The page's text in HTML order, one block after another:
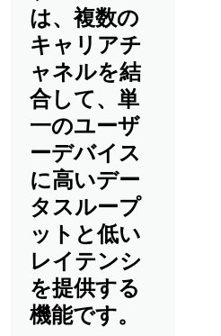
は、複数の
キャリアチ
ャネルを結
合して、単
一のユーザ
ーデバイス
に高いデー
タスループ
ットと低い
レイテンシ
を提供する
機能です。